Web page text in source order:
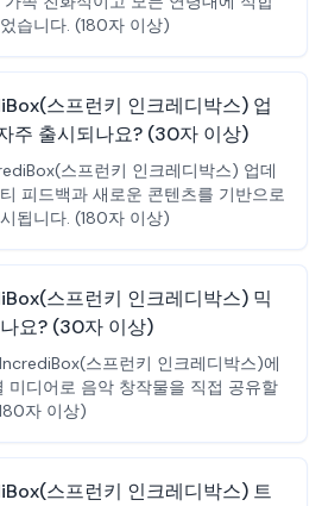
습니다. (180자 이상)
스프런키 인크레디박스) 업
주 출시되나요? (30자 이상)
스프런키 인크레디박스) 업데
피드백과 새로운 콘텐츠를 기반으로
됩니다. (180자 이상)
스프런키 인크레디박스) 믹
요? (30자 이상)
스프런키 인크레디박스)에
미디어로 음악 창작물을 직접 공유할
자 이상)
스프런키 인크레디박스) 트